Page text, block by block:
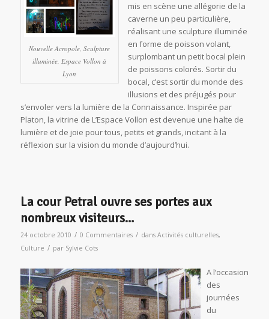
Nouvelle Acropole, Sculpture
illuminée, Espace Vollon à
Lyon
mis en scène une allégorie de la
caverne un peu particulière,
réalisant une sculpture illuminée
en forme de poisson volant,
surplombant un petit bocal plein
de poissons colorés. Sortir du
bocal, c’est sortir du monde des
illusions et des préjugés pour
s’envoler vers la lumière de la Connaissance. Inspirée par
Platon, la vitrine de L’Espace Vollon est devenue une halte de
lumière et de joie pour tous, petits et grands, incitant à la
réflexion sur la vision du monde d’aujourd’hui.
La cour Petral ouvre ses portes aux
nombreux visiteurs…
24 octobre 2010 / 0 Commentaires / dans Activités culturelles,
Culture / par Sylvie Cots
A l’occasion
des
journées
du